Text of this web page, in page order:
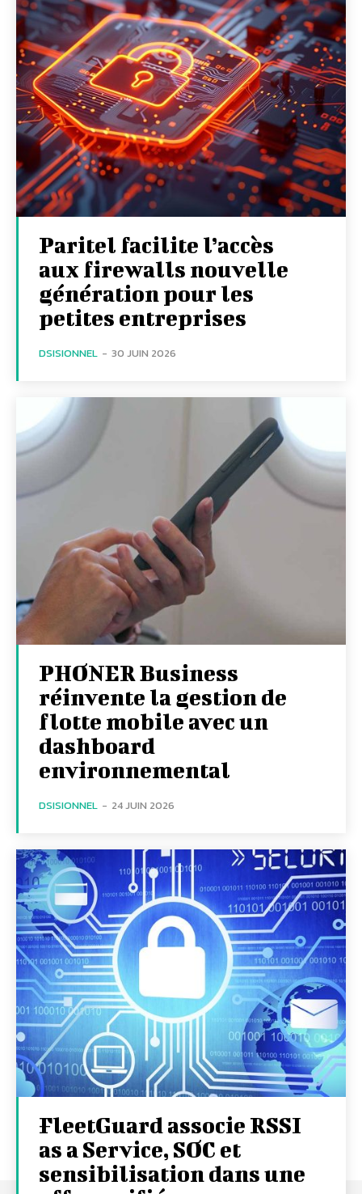
Paritel facilite l’accès
aux firewalls nouvelle
génération pour les
petites entreprises
DSISIONNEL - 30 JUIN 2026
PHONER Business
réinvente la gestion de
flotte mobile avec un
dashboard
environnemental
DSISIONNEL - 24 JUIN 2026
FleetGuard associe RSSI
as a Service, SOC et
sensibilisation dans une